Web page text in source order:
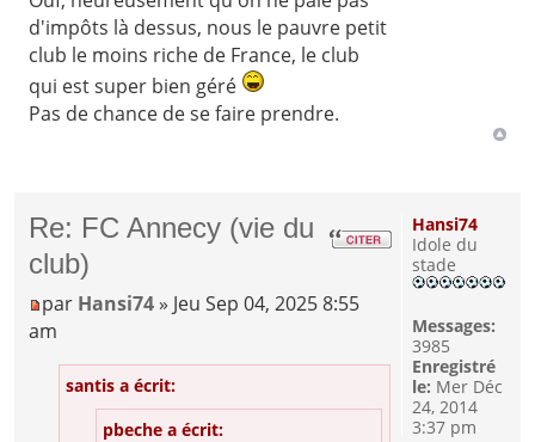
d'impôts là dessus, nous le pauvre petit
club le moins riche de France, le club
qui est super bien géré
Pas de chance de se faire prendre.
Re: FC Annecy (vie du
club)
par Hansi74 » Jeu Sep 04, 2025 8:55
am
santis a écrit:
pbeche a écrit:
Hansi74
Idole du
stade
Messages:
3985
Enregistré
le: Mer Déc
24, 2014
3:37 pm